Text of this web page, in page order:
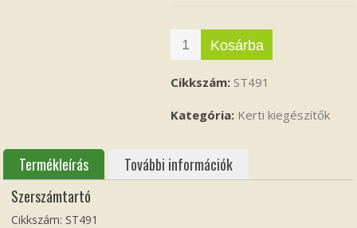
Kosárba
Cikkszám: ST491
Kategória: Kerti kiegészítők
Termékleírás
További információk
Szerszámtartó
Cikkszám: ST491